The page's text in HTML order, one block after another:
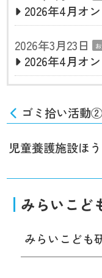
2026年4月オ
2026年3月23日
2026年4月オ
ゴミ拾い活動②
児童養護施設ほ
みらいこど
みらいこども